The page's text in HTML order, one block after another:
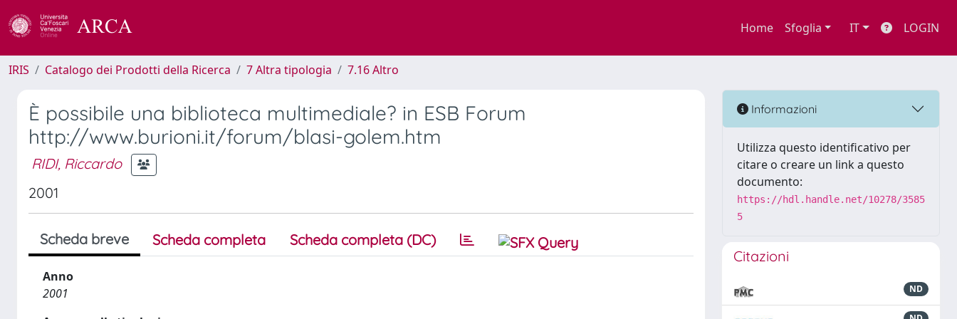
Home Sfoglia IT LOGIN
IRIS Catalogo dei Prodotti della Ricerca 7 Altra tipologia 7.16 Altro
È possibile una biblioteca multimediale? in ESB Forum
http://www.burioni.it/forum/blasi-golem.htm
RIDI, Riccardo
2001
Scheda breve Scheda completa Scheda completa (DC)
Anno
2001
Informazioni
Utilizza questo identificativo per
citare o creare un link a questo
documento:
https://hdl.handle.net/10278/3585
5
Citazioni
ND